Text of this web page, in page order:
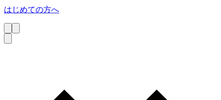
はじめての方へ